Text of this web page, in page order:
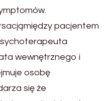
pacjentem
wewnętrznego i
osobę
się że